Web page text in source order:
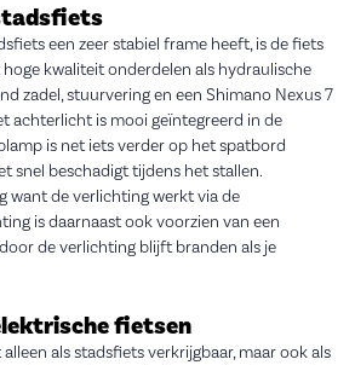
een zeer stabiel frame heeft, is de fiets
kwaliteit onderdelen als hydraulische
zadel, stuurvering en een Shimano Nexus 7
achterlicht is mooi geïntegreerd in de
is net iets verder op het spatbord
snel beschadigt tijdens het stallen.
want de verlichting werkt via de
is daarnaast ook voorzien van een
de verlichting blijft branden als je
fietsen
als stadsfiets verkrijgbaar, maar ook als